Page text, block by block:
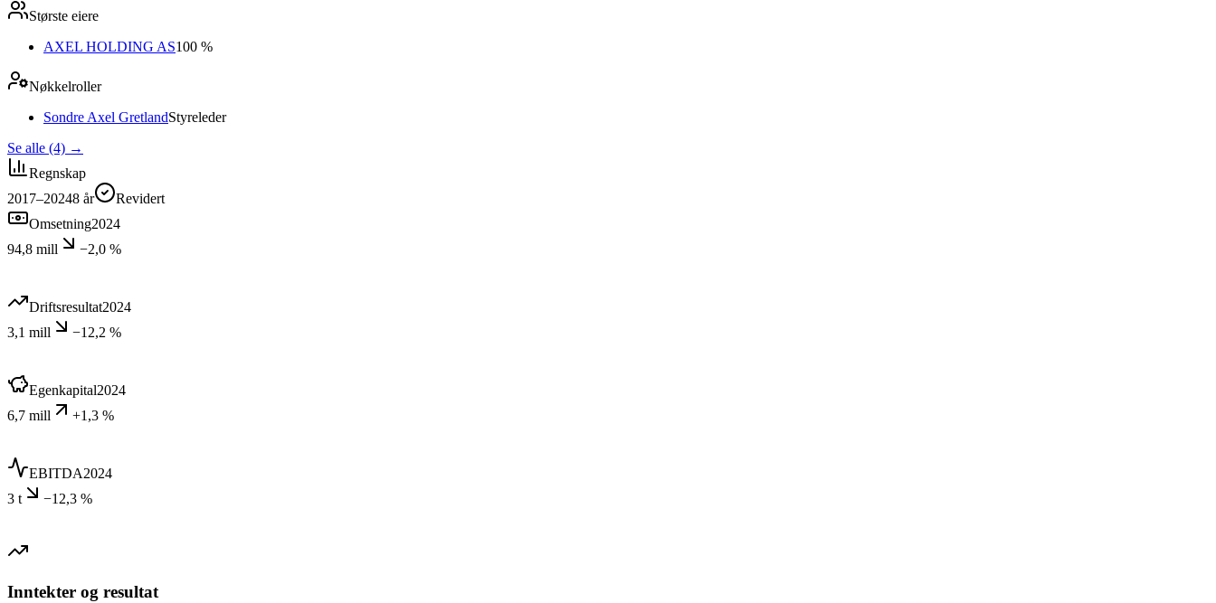
Største eiere
AXEL HOLDING AS100 %
Nøkkelroller
Sondre Axel GretlandStyreleder
Se alle (4) →
Regnskap
2017–20248 år
Revidert
Omsetning2024
94,8 mill
−2,0 %
Driftsresultat2024
3,1 mill
−12,2 %
Egenkapital2024
6,7 mill
+1,3 %
EBITDA2024
3 t
−12,3 %
Inntekter og resultat